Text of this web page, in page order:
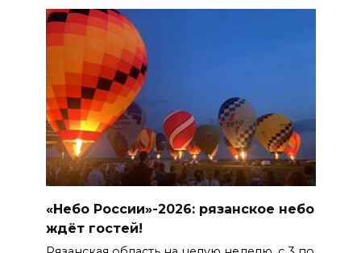
«Небо России»-2026: рязанское небо
ждёт гостей!